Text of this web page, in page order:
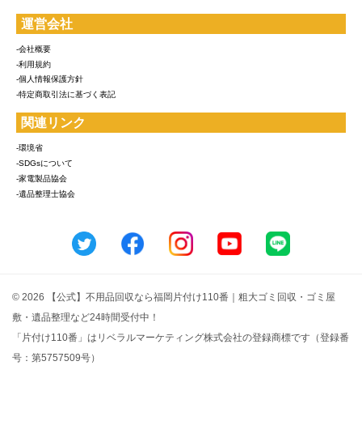
運営会社
-会社概要
-利用規約
-個人情報保護方針
-特定商取引法に基づく表記
関連リンク
-環境省
-SDGsについて
-家電製品協会
-遺品整理士協会
© 2026 【公式】不用品回収なら福岡片付け110番｜粗大ゴミ回収・ゴミ屋
敷・遺品整理など24時間受付中！
「片付け110番」はリベラルマーケティング株式会社の登録商標です（登録番
号：第5757509号）